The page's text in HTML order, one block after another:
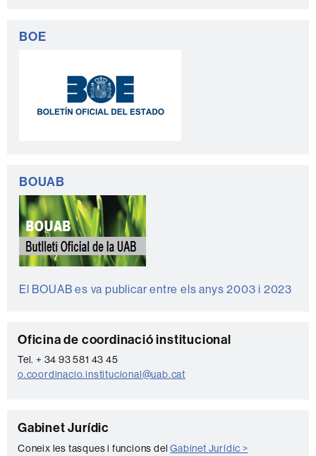
BOE
BOUAB
El BOUAB es va publicar entre els anys 2003 i 2023
C
o
n
a
c
Oficina de coordinació institucional
Tel. + 34 93 581 43 45
o.coordinacio.institucional@uab.cat
C
o
Gabinet Jurídic
Coneix les tasques i funcions delGabinet Jurídic >